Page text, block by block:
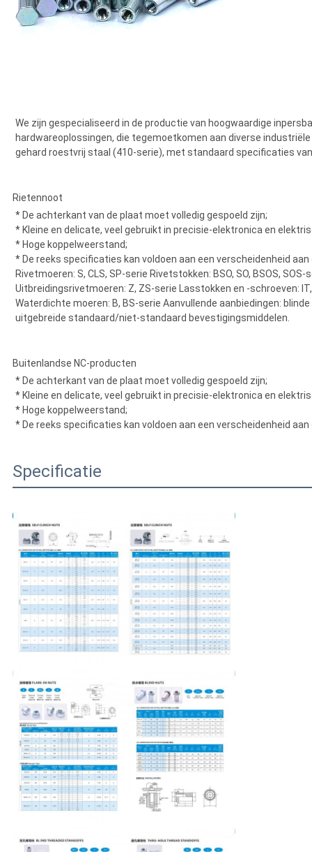
We zijn gespecialiseerd in de productie van hoogwaardige
hardwareoplossingen, die tegemoetkomen aan diverse
gehard roestvrij staal (410-serie), met standaard specificaties
Rietennoot
* De achterkant van de plaat moet volledig gespoeld zijn;
* Kleine en delicate, veel gebruikt in precisie-elektronica en
* Hoge koppelweerstand;
* De reeks specificaties kan voldoen aan een verscheidenheid
Rivetmoeren: S, CLS, SP-serie Rivetstokken: BSO, SO, BSOS, SOS-
Uitbreidingsrivetmoeren: Z, ZS-serie Lasstokken en -schroeven:
Waterdichte moeren: B, BS-serie Aanvullende aanbiedingen:
uitgebreide standaard/niet-standaard bevestigingsmiddelen.
Buitenlandse NC-producten
* De achterkant van de plaat moet volledig gespoeld zijn;
* Kleine en delicate, veel gebruikt in precisie-elektronica en
* Hoge koppelweerstand;
* De reeks specificaties kan voldoen aan een verscheidenheid
Specificatie